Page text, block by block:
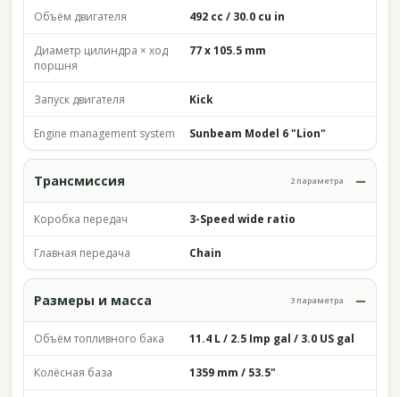
Объём двигателя 492 cc / 30.0 cu in
Диаметр цилиндра × ход
поршня
77 x 105.5 mm
Запуск двигателя Kick
Engine management system Sunbeam Model 6 "Lion"
Трансмиссия 2 параметра
Коробка передач 3-Speed wide ratio
Главная передача Chain
Размеры и масса 3 параметра
Объём топливного бака 11.4 L / 2.5 Imp gal / 3.0 US gal
Колёсная база 1359 mm / 53.5"